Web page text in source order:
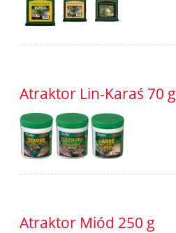
Atraktor Lin-Karaś 70 g
Atraktor Miód 250 g